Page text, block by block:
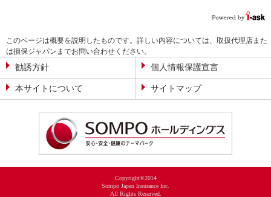
このページは概要を説明したものです。詳しい内容については、取扱代理店また
は損保ジャパンまでお問い合わせください。
勧誘方針 個人情報保護宣言
本サイトについて サイトマップ
Copyright©2014
Sompo Japan Insurance Inc.
All Rights Reserved.